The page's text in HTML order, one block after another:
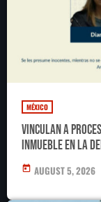
MÉXICO
Vinculan a
inmueble en la
today AUGUST 5, 2026